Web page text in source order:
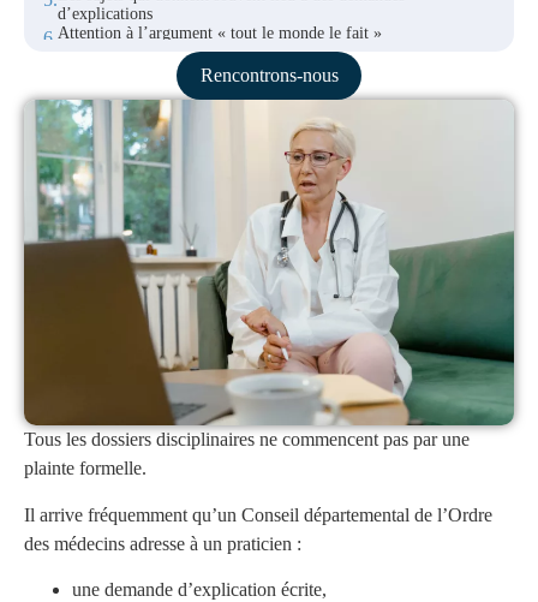
Tous les dossiers disciplinaires ne commencent pas par une
plainte formelle.
Il arrive fréquemment qu’un Conseil départemental de l’Ordre
des médecins adresse à un praticien :
une demande d’explication écrite,
d’explications
Attention à l’argument « tout le monde le fait »
L’intérêt de se préparer avant de répondre à l’Ordre
Conclusion – Une étape à ne pas sous-estimer
Pourquoi l’Ordre des médecins me demande-t-il des
explications ?
Dois-je obligatoirement répondre à une demande
d’explications de l’Ordre ?
Puis-je être assisté par un avocat lors d’un entretien avec
l’Ordre ?
Une demande d’explications peut-elle déboucher sur une
procédure disciplinaire ?
Une demande d’explications signifie-t-elle que j’ai commis
une faute ?
Rencontrons-nous